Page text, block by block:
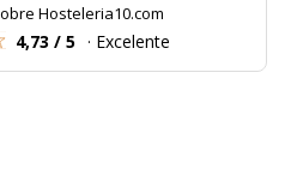
Hosteleria10.com
4,73 / 5 · Excelente